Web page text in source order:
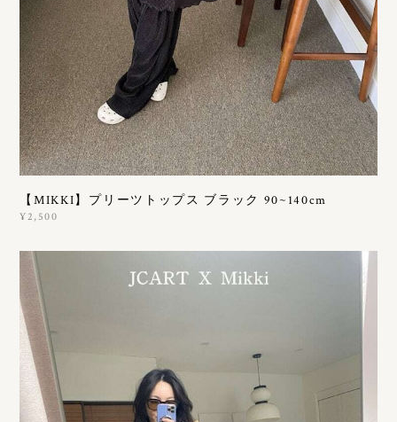
【MIKKI】プリーツトップス ブラック 90~140cm
¥2,500